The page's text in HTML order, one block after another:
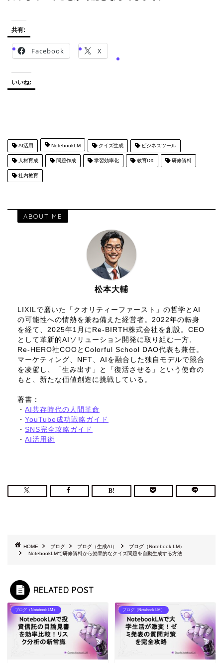
共有:
Facebook X
いいね:
AI活用 NotebookLM クイズ生成 ビジネスツール
人材育成 問題作成 学習効率化 教育DX 研修資料
社内教育
ABOUT ME
松本大輔
LIXILで磨いた「クオリティーファースト」の哲学とAI
の可能性への情熱を兼ね備えた経営者。2022年の転身
を経て、2025年1月にRe-BIRTH株式会社を創設。CEO
として革新的AIソリューション開発に取り組む一方、
Re-HERO社COOとColorful School DAO代表も兼任。
マーケティング、NFT、AIを融合した独自モデルで競合
を凌駕し、「生み出す」と「復活させる」という使命の
もと、新たな価値創造に挑戦している。
著書：
・ AI共存時代の人間革命
・ YouTube成功戦略ガイド
・ SNS完全攻略ガイド
・ AI活用術
HOME ブログ ブログ（生成AI）
ブログ（Notebook LM）
NotebookLMで研修資料から効果的なクイズ問題を自動生成する方法
RELATED POST
ブログ（Notebook LM） ブログ（Notebook LM）